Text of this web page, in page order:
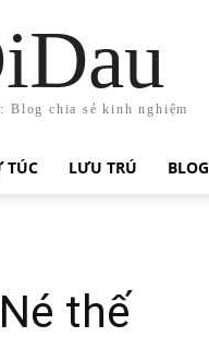
Blog chia sẻ kinh nghiệm
TÚC LƯU TRÚ BLOG
thế